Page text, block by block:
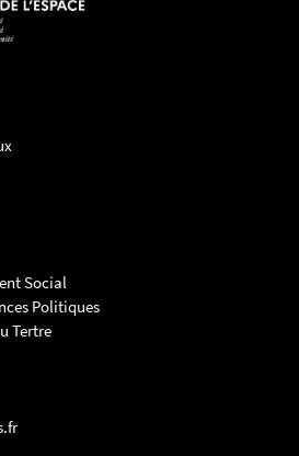
Social
Politiques
Tertre